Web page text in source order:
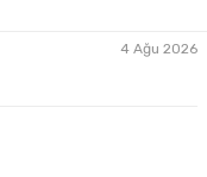
4 Ağu 2026